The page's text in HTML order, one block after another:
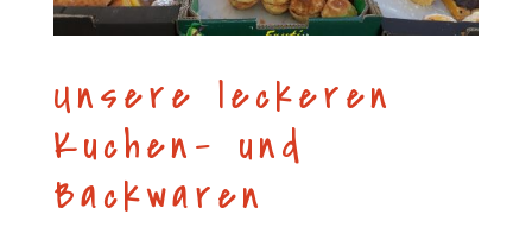
Unsere leckeren
Kuchen- und
Backwaren